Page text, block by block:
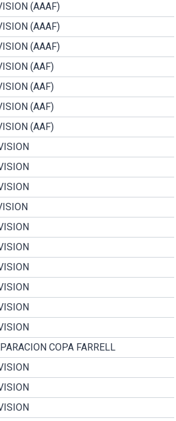
(AAAF)
(AAAF)
(AAAF)
(AAF)
(AAF)
(AAF)
(AAF)
COPA FARRELL